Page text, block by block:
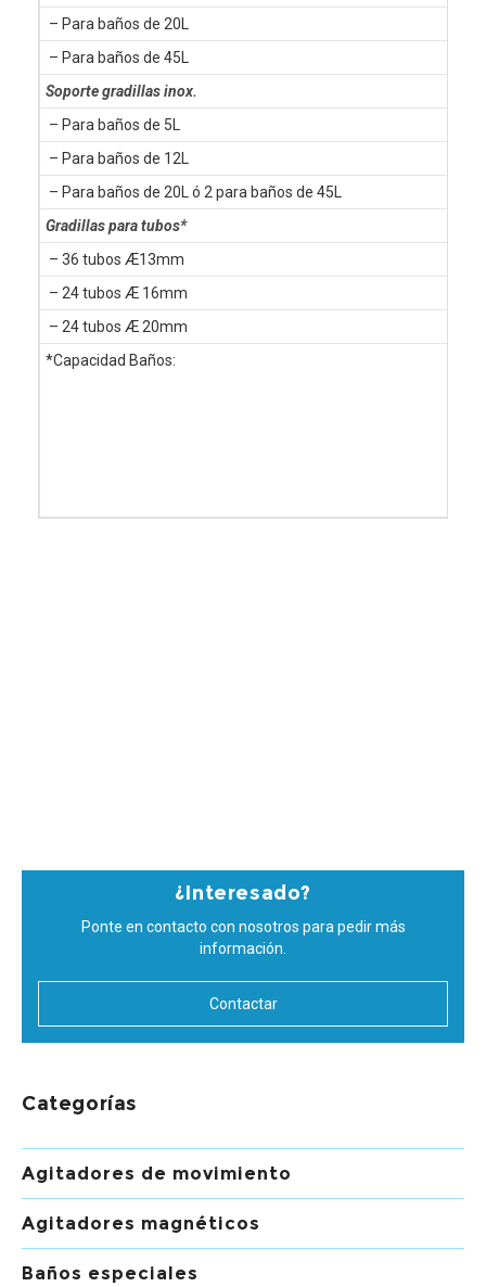
– Para baños de 20L
– Para baños de 45L
Soporte gradillas inox.
– Para baños de 5L
– Para baños de 12L
– Para baños de 20L ó 2 para baños de 45L
Gradillas para tubos*
– 36 tubos Æ13mm
– 24 tubos Æ 16mm
– 24 tubos Æ 20mm
*Capacidad Baños:
¿Interesado?
Ponte en contacto con nosotros para pedir más
información.
Contactar
Categorías
Agitadores de movimiento
Agitadores magnéticos
Baños especiales